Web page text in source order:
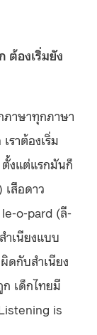
ต้องเริ่มยัง
ภาษาทุกภาษา
ราต้องเริ่ม
ตั้งแต่แรกมันก็
เสือดาว
o-pard (ลี-
ำเนียงแบบ
ดกับสำเนียง
เด็กไทยมี
is